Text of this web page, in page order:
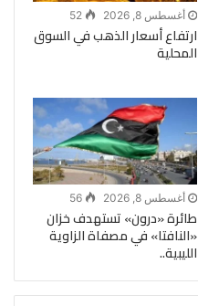
أغسطس 8, 2026 52
ارتفاع أسعار الذهب في السوق
المحلية
أغسطس 8, 2026 56
طائرة «درون» تستهدف خزان
«النافتا» في مصفاة الزاوية
الليبية..